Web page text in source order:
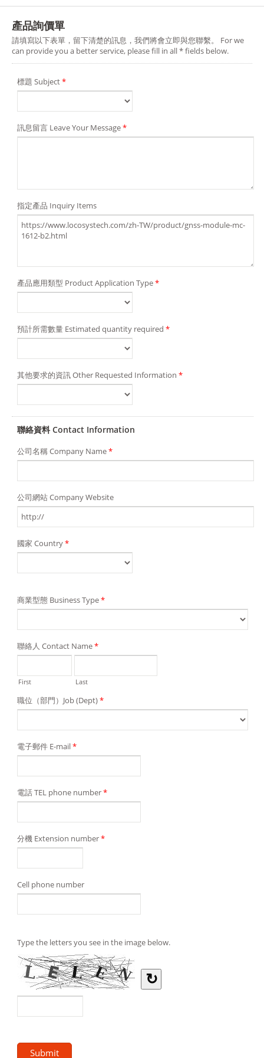
產品詢價單
請填寫以下表單，留下清楚的訊息，我們將會立即與您聯繫。 For we
can provide you a better service, please fill in all * fields below.
標題 Subject*
訊息留言 Leave Your Message*
指定產品 Inquiry Items
產品應用類型 Product Application Type*
預計所需數量 Estimated quantity required *
其他要求的資訊 Other Requested Information *
聯絡資料 Contact Information
公司名稱 Company Name*
公司網站 Company Website
國家 Country*
商業型態 Business Type*
聯絡人 Contact Name*
First Last
職位（部門）Job (Dept)*
電子郵件 E-mail*
電話 TEL phone number*
分機 Extension number*
Cell phone number
Type the letters you see in the image below.
↻